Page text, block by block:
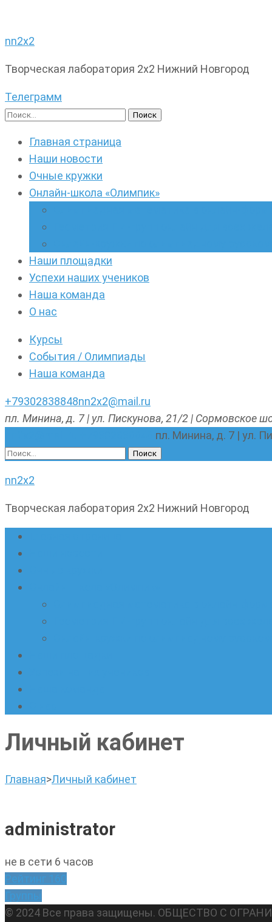
nn2x2
Творческая лаборатория 2х2 Нижний Новгород
Телеграмм
Найти:
Главная страница
Наши новости
Очные кружки
Онлайн-школа «Олимпик»
Наши площадки
Успехи наших учеников
Наша команда
О нас
Курсы
События / Олимпиады
Наша команда
+79302838848nn2x2@mail.ru
пл. Минина, д. 7 | ул. Пискунова, 21/2 | Сормовское
пл. Минина, д. 7 | ул.
Найти:
nn2x2
Творческая лаборатория 2х2 Нижний Новгород
Личный кабинет
Главная>Личный кабинет
administrator
не в сети 6 часов
Рейтинг 160
Группы
© 2024 Все права защищены. ОБЩЕСТВО С